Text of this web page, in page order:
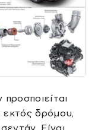
εκτός δρόμου,
Είναι